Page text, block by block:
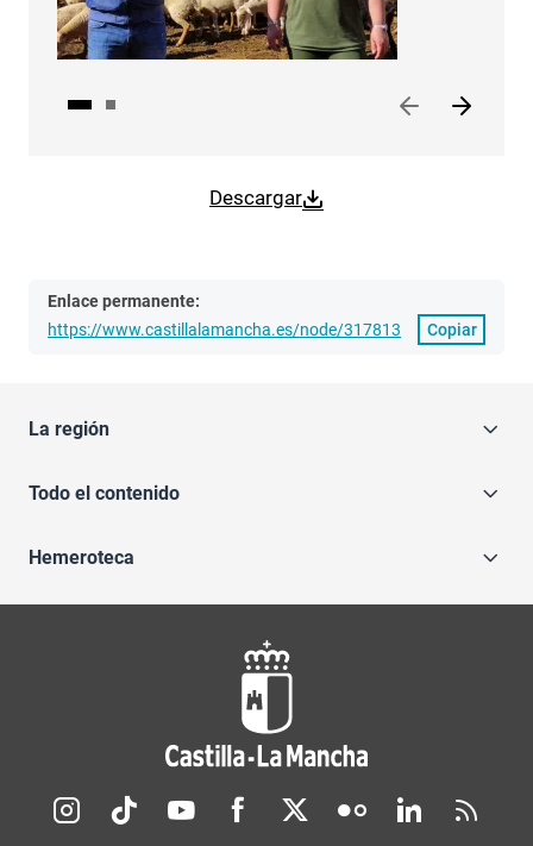
Descargar
Enlace permanente:
https://www.castillalamancha.es/node/317813
Copiar
La región
Todo el contenido
Hemeroteca
Redes sociales JCCM